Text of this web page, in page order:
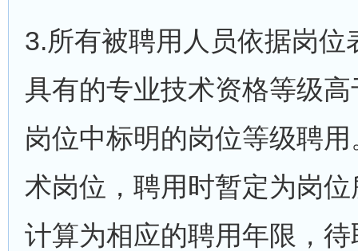
3.所有被聘用人员依据岗
具有的专业技术资格等级
岗位中标明的岗位等级聘
术岗位，聘用时暂定为岗
计算为相应的聘用年限，